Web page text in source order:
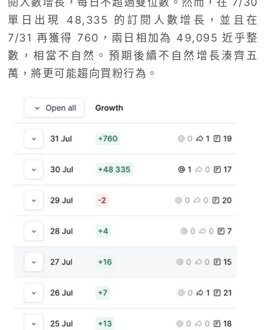
單日出現 48,335 的訂閱人數增長，並且在
7/31 再獲得 760，兩日相加為 49,095 近乎整
數，相當不自然。預期後續不自然增長湊齊五
萬，將更可能趨向買粉行為。